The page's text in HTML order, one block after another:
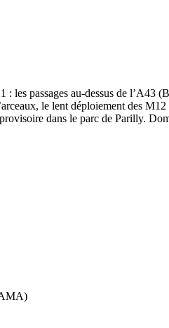
les passages au-dessus de
le lent déploiement des
dans le parc de Parilly.